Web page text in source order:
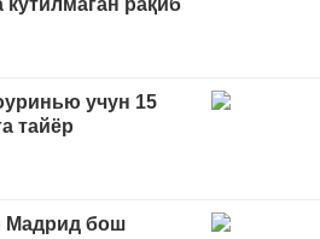
рақиб
учун 15
тайёр
Мадрид бош